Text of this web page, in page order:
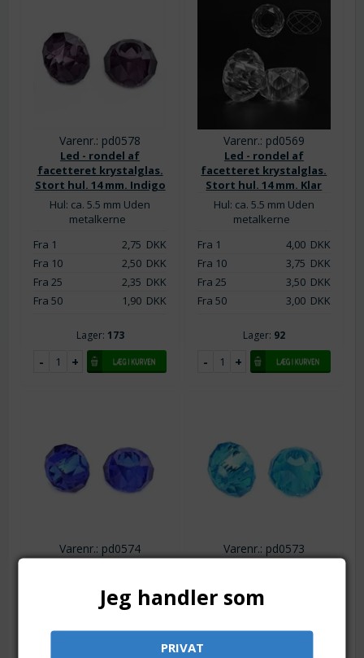
Varenr.: pd0578
Led - rondel af
facetteret krystalglas.
Stort hul. 14 mm. Indigo
Hul: ca. 5.5 mm Uden
metalkerne
Fra 1
2,75 DKK
Fra 10
2,50DKK
Fra 25
2,35 DKK
Fra 50
1,90DKK
Lager: 173
Varenr.: pd0569
Led - rondel af
facetteret krystalglas.
Stort hul. 14 mm. Klar
Hul: ca. 5.5 mm Uden
metalkerne
Fra 1
4,00DKK
Fra 10
3,75 DKK
Fra 25
3,50DKK
Fra 50
3,00DKK
Lager: 92
Varenr.: pd0574
Led - rondel af
Stort hul. 14 mm.
Kongeblå
Hul: ca. 5.5 mm Uden
Varenr.: pd0573
Led - rondel af
Stort hul. 14 mm.
Mellem blå
Hul: ca. 5.5 mm Uden
Jeg handler som
PRIVAT